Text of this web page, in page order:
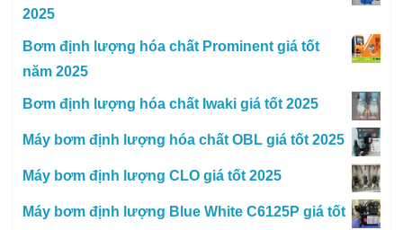
2025
Bơm định lượng hóa chất Prominent giá tốt
năm 2025
Bơm định lượng hóa chất Iwaki giá tốt 2025
Máy bơm định lượng hóa chất OBL giá tốt 2025
Máy bơm định lượng CLO giá tốt 2025
Máy bơm định lượng Blue White C6125P giá tốt